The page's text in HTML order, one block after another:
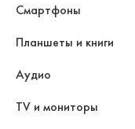
Смартфоны
Планшеты и книги
Аудио
TV и мониторы